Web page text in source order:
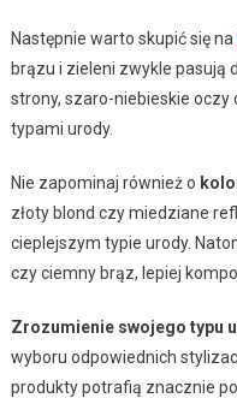
Następnie warto skupić się na
brązu i zieleni zwykle pasują
strony, szaro-niebieskie oczy
typami urody.
Nie zapominaj również o
złoty blond czy miedziane
cieplejszym typie urody.
czy ciemny brąz, lepiej
Zrozumienie swojego typu
wyboru odpowiednich
produkty potrafią znacznie